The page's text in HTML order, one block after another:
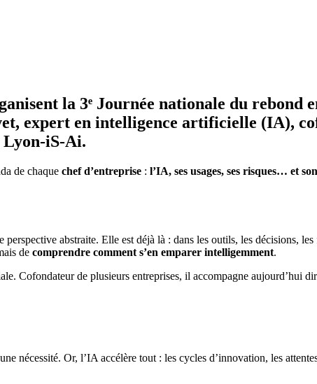
la 3ᵉ Journée nationale du rebond
, expert en intelligence artificielle (IA),
Lyon-iS-Ai.
de chaque chef d’entreprise : l’IA, ses usages, ses risques… et
perspective abstraite. Elle est déjà là : dans les outils, les décisions,
de comprendre comment s’en emparer intelligemment.
Cofondateur de plusieurs entreprises, il accompagne aujourd’hui
nécessité. Or, l’IA accélère tout : les cycles d’innovation, les